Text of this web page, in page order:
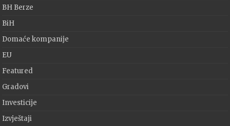
BH Berze
BiH
Domaće kompanije
EU
Featured
Gradovi
Investicije
Izvještaji